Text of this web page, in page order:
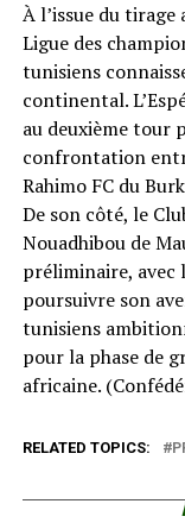
À l’issue du
Ligue des
tunisiens
continental.
au deuxième tour
confrontation
Rahimo FC du
De son côté, le
Nouadhibou de
préliminaire, avec
poursuivre son
tunisiens
pour la phase de
africaine.
RELATED TOPICS: